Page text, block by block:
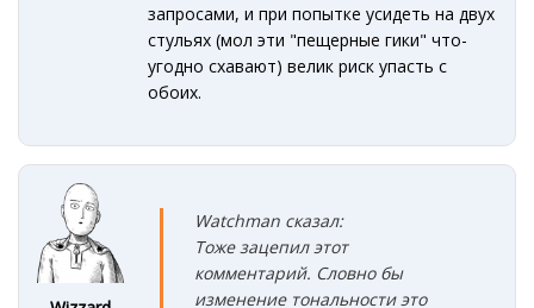
запросами, и при попытке усидеть на двух
стульях (мол эти "пещерные гики" что-
угодно схавают) велик риск упасть с
обоих.
Watchman сказал:
Тоже зацепил этот
комментарий. Словно бы
изменение тональности это